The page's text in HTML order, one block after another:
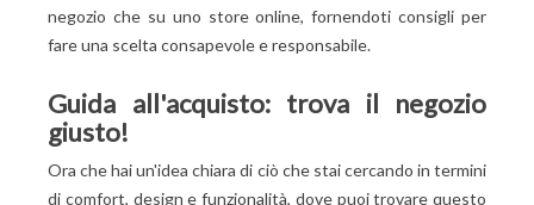
negozio che su uno store online, fornendoti consigli per
fare una scelta consapevole e responsabile.
Guida all'acquisto: trova il negozio
giusto!
Ora che hai un'idea chiara di ciò che stai cercando in termini
di comfort, design e funzionalità, dove puoi trovare questo